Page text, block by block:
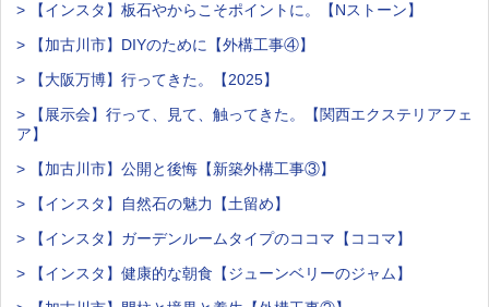
> 【インスタ】板石やからこそポイントに。【Nストーン】
> 【加古川市】DIYのために【外構工事④】
> 【大阪万博】行ってきた。【2025】
> 【展示会】行って、見て、触ってきた。【関西エクステリアフェ
ア】
> 【加古川市】公開と後悔【新築外構工事③】
> 【インスタ】自然石の魅力【土留め】
> 【インスタ】ガーデンルームタイプのココマ【ココマ】
> 【インスタ】健康的な朝食【ジューンベリーのジャム】